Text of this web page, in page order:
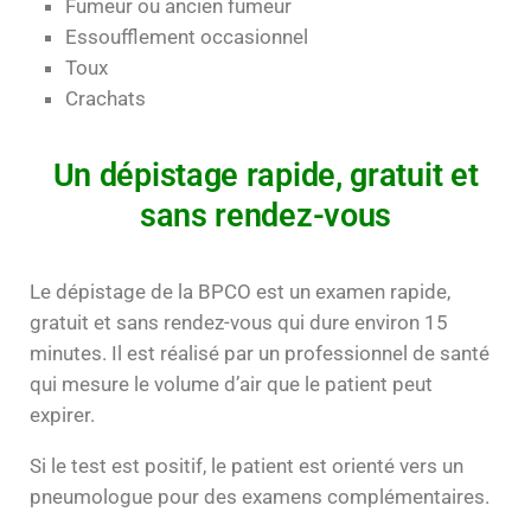
Fumeur ou ancien fumeur
Essoufflement occasionnel
Toux
Crachats
Un dépistage rapide, gratuit et
sans rendez-vous
Le dépistage de la BPCO est un examen rapide,
gratuit et sans rendez-vous qui dure environ 15
minutes. Il est réalisé par un professionnel de santé
qui mesure le volume d’air que le patient peut
expirer.
Si le test est positif, le patient est orienté vers un
pneumologue pour des examens complémentaires.